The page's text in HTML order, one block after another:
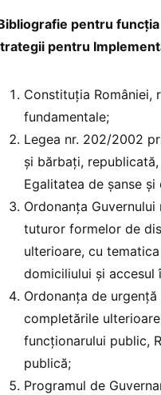
pentru
pentru
Constituția
fundamentale;
Legea nr. 202/2002
și bărbați,
Egalitatea de șanse
Ordonanța
tuturor formelor de
ulterioare, cu
domiciliului și accesul
Ordonanța de
completările
funcționarului public,
publică;
Programul de